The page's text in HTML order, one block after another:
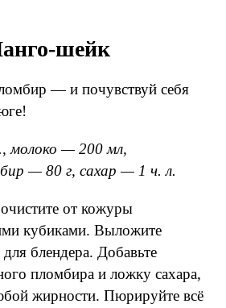
шейк
— и почувствуй себя
— 200 мл,
— 80 г, сахар — 1 ч. л.
от кожуры
кубиками. Выложите
блендера. Добавьте
пломбира и ложку сахара,
жирности. Пюрируйте всё